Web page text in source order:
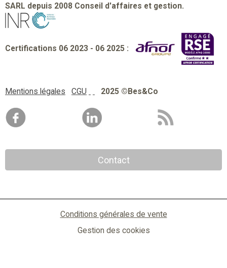
SARL depuis 2008 Conseil d'affaires et gestion.
Certifications 06 2023 - 06 2025 :
Mentions légales CGU 2025 ©Bes&Co
Contact
Conditions générales de vente
Gestion des cookies